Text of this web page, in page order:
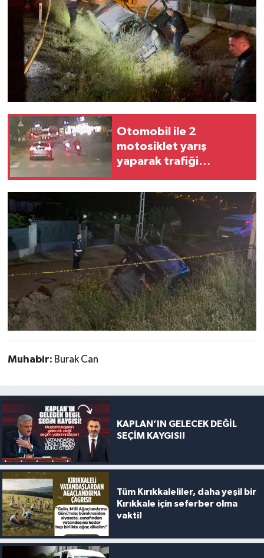
Otomobil ile 2
motosiklet yarış
yaparak trafiği
Muhabir: Burak Can
KAPLAN’IN GELECEK DEĞİL
SEÇİM KAYGISI!
Tüm Kırıkkaleliler, daha yeşil bir
Kırıkkale için seferber olma
vakti!